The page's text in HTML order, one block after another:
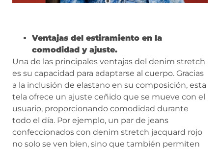
Ventajas del estiramiento en la
comodidad y ajuste.
Una de las principales ventajas del denim stretch
es su capacidad para adaptarse al cuerpo. Gracias
a la inclusión de elastano en su composición, esta
tela ofrece un ajuste ceñido que se mueve con el
usuario, proporcionando comodidad durante
todo el día. Por ejemplo, un par de jeans
confeccionados con denim stretch jacquard rojo
no solo se ven bien, sino que también permiten